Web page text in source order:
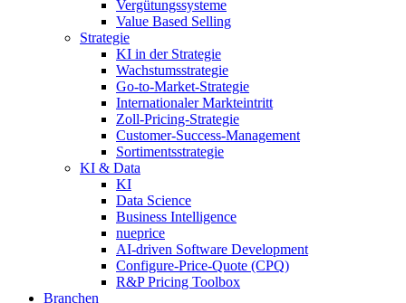
Vergütungssysteme
Value Based Selling
Strategie
KI in der Strategie
Wachstumsstrategie
Go-to-Market-Strategie
Internationaler Markteintritt
Zoll-Pricing-Strategie
Customer-Success-Management
Sortimentsstrategie
KI & Data
KI
Data Science
Business Intelligence
nueprice
AI-driven Software Development
Configure-Price-Quote (CPQ)
R&P Pricing Toolbox
Branchen